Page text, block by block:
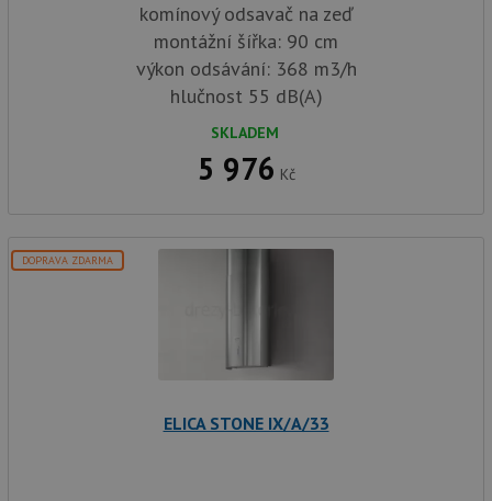
komínový odsavač na zeď
montážní šířka: 90 cm
výkon odsávání: 368 m3/h
hlučnost 55 dB(A)
SKLADEM
5 976 Kč
DOPRAVA ZDARMA
ELICA STONE IX/A/33